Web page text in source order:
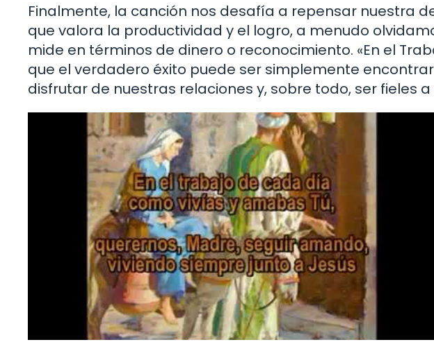
Finalmente, la canción nos desafía a repensar nuestra
que valora la productividad y el logro, a menudo
mide en términos de dinero o reconocimiento. «En el
que el verdadero éxito puede ser simplemente
disfrutar de nuestras relaciones y, sobre todo, ser fieles